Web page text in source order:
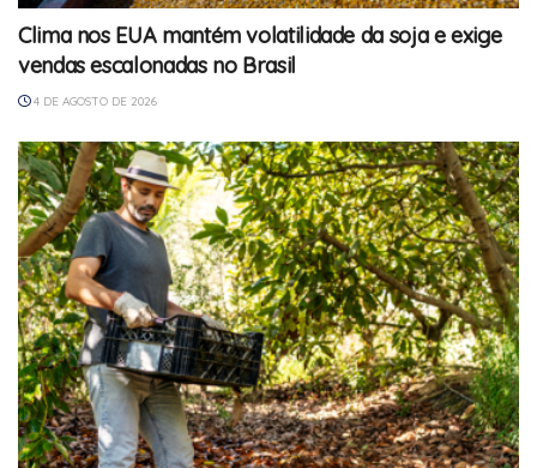
Clima nos EUA mantém volatilidade da soja e exige
vendas escalonadas no Brasil
4 DE AGOSTO DE 2026